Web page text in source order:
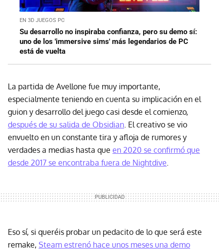
EN 3D JUEGOS PC
Su desarrollo no inspiraba confianza, pero su demo sí:
uno de los 'immersive sims' más legendarios de PC
está de vuelta
La partida de Avellone fue muy importante,
especialmente teniendo en cuenta su implicación en el
guion y desarrollo del juego casi desde el comienzo,
después de su salida de Obsidian . El creativo se vio
envuelto en un constante tira y afloja de rumores y
verdades a medias hasta que en 2020 se confirmó que
desde 2017 se encontraba fuera de Nightdive
Eso sí, si queréis probar un pedacito de lo que será este
remake, Steam estrenó hace unos meses una demo